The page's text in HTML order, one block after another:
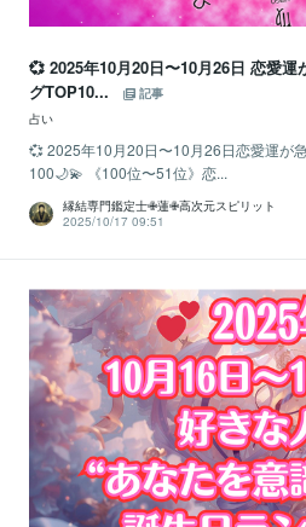
💞 2025年10月20日〜10月26日 恋愛
グTOP10...
記事
占い
💞 2025年10月20日〜10月26日恋愛運が
100🌙💫 《100位〜51位》恋...
縁結専門鑑定士✙蓮✙高次元スピリット
2025/10/17 09:51